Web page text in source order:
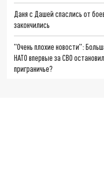
Даня с Дашей спаслись от
закончились
"Очень плохие новости":
НАТО впервые за СВО
приграничье?